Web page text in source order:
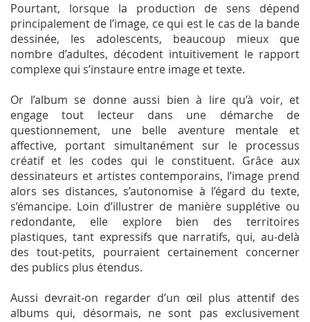
Pourtant, lorsque la production de sens dépend
principalement de l’image, ce qui est le cas de la bande
dessinée, les adolescents, beaucoup mieux que
nombre d’adultes, décodent intuitivement le rapport
complexe qui s’instaure entre image et texte.
Or l’album se donne aussi bien à lire qu’à voir, et
engage tout lecteur dans une démarche de
questionnement, une belle aventure mentale et
affective, portant simultanément sur le processus
créatif et les codes qui le constituent. Grâce aux
dessinateurs et artistes contemporains, l’image prend
alors ses distances, s’autonomise à l’égard du texte,
s’émancipe. Loin d’illustrer de manière supplétive ou
redondante, elle explore bien des territoires
plastiques, tant expressifs que narratifs, qui, au-delà
des tout-petits, pourraient certainement concerner
des publics plus étendus.
Aussi devrait-on regarder d’un œil plus attentif des
albums qui, désormais, ne sont pas exclusivement